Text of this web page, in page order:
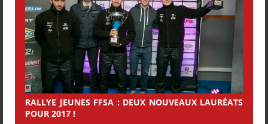
RALLYE JEUNES FFSA : DEUX NOUVEAUX LAURÉATS
POUR 2017 !